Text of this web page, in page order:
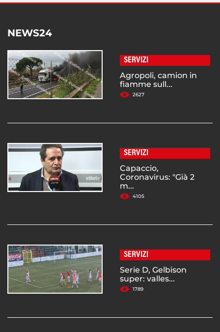
NEWS24
SERVIZI
Agropoli, camion in
fiamme sull...
2627
SERVIZI
Capaccio,
Coronavirus: "Già 2
m...
4105
SERVIZI
Serie D, Gelbison
super: valles...
1789